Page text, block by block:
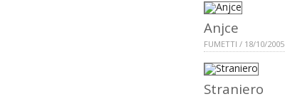
Anjce
FUMETTI / 18/10/2005
Straniero